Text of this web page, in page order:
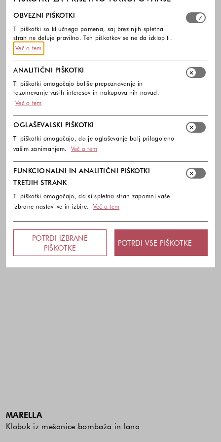
MARELLA
Klobuk iz mešanice bombaža in lana
Izberite, katere skupine piškotkov dovolite. Obvezni
OBVEZNI PIŠKOTKI
Ti piškotki so ključnega pomena, saj brez njih spletna
stran ne deluje pravilno. Teh piškotkov se ne da izklopiti.
Več o tem
ANALITIČNI PIŠKOTKI
Ti piškotki omogočajo boljše prepoznavanje in
razumevanje vaših interesov in nakupovalnih navad.
Več o tem
OGLAŠEVALSKI PIŠKOTKI
Ti piškotki omogočajo, da je oglaševanje bolj prilagojeno
vašim zanimanjem.
Več o tem
FUNKCIONALNI IN ANALITIČNI PIŠKOTKI
TRETJIH STRANK
Ti piškotki omogočajo, da si spletna stran zapomni vaše
izbrane nastavitve in izbire.
Več o tem
POTRDI IZBRANE
PIŠKOTKE
POTRDI VSE PIŠKOTKE